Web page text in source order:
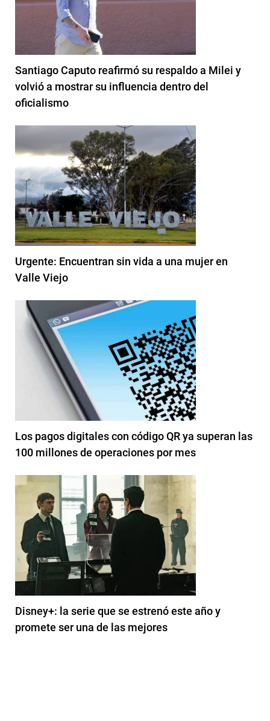
Santiago Caputo reafirmó su respaldo a Milei y
volvió a mostrar su influencia dentro del
oficialismo
Urgente: Encuentran sin vida a una mujer en
Valle Viejo
Los pagos digitales con código QR ya superan las
100 millones de operaciones por mes
Disney+: la serie que se estrenó este año y
promete ser una de las mejores